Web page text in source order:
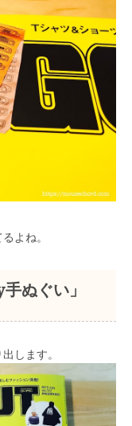
よね。
ぬぐい」
します。